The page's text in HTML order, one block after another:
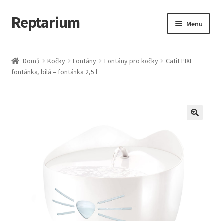
Přeskočit
na
Přejít
k
webu
Reptarium Menu
Košík
Vše pro kočky
Domů Kočky Fontány Fontány pro kočky
Catit PIXI
fontánka, bílá – fontánka 2,5 l